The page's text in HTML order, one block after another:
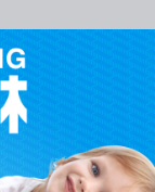
が代金を徴収し
い個人情報（注文者
所を含むがこれに
囲内で利用されま
詳細はAFTEE公式ホ
声明』をご参照く
額がNT$10,000にな
て年利20%の遅延滞